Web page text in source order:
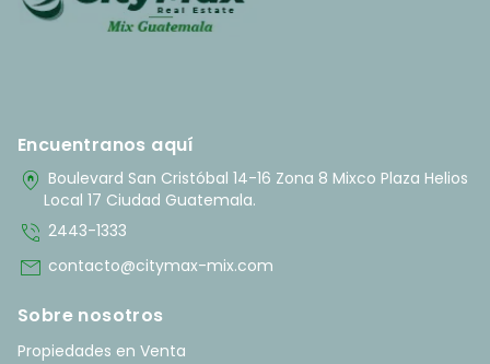
Encuentranos aquí
home_pin Boulevard San Cristóbal 14-16 Zona 8 Mixco Plaza Helios
Local 17 Ciudad Guatemala.
phone_in_talk 2443-1333
mail contacto@citymax-mix.com
Sobre nosotros
Propiedades en Venta